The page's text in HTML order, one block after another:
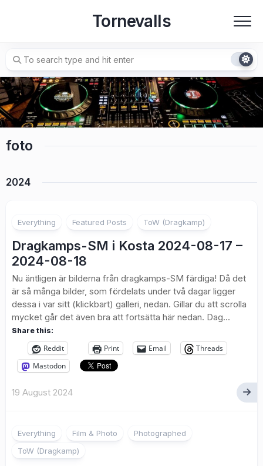
Tornevalls
foto
2024
Everything Featured Posts ToW (Dragkamp)
Dragkamps-SM i Kosta 2024-08-17 –
2024-08-18
Nu äntligen är bilderna från dragkamps-SM färdiga! Då det
är så många bilder, som fördelats under två dagar ligger
dessa i var sitt (klickbart) galleri, nedan. Gillar du att scrolla
mycket går det även bra att fortsätta här nedan. Dag...
Share this:
Reddit Print Email
Threads
Mastodon
19 August 2024
Everything Film & Photo
Photographed
ToW (Dragkamp)